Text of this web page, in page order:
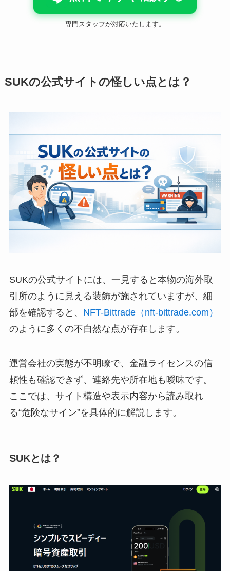
専門スタッフが対応いたします。
SUKの公式サイトの怪しい点とは？
SUKの公式サイトには、一見すると本物の海外取
引所のように見える装飾が施されていますが、細
部を確認すると、 NFT-Bittrade（nft-bittrade.com）
のように多くの不自然な点が存在します。
運営会社の実態が不明瞭で、金融ライセンスの信
頼性も確認できず、連絡先や所在地も曖昧です。
ここでは、サイト構造や表示内容から読み取れ
る“危険なサイン”を具体的に解説します。
SUKとは？